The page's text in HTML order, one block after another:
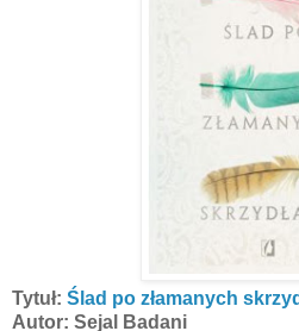
Tytuł: Ślad po złamanych
Autor: Sejal Badani